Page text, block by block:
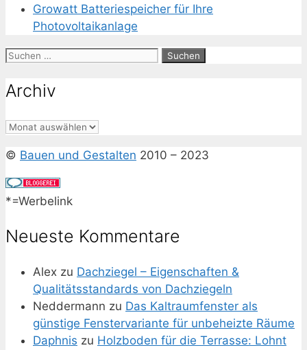
Growatt Batteriespeicher für Ihre
Photovoltaikanlage
Suchen
Archiv
Archiv
© Bauen und Gestalten 2010 – 2023
*=Werbelink
Neueste Kommentare
Alex zu Dachziegel – Eigenschaften &
Qualitätsstandards von Dachziegeln
Neddermann zu Das Kaltraumfenster als
günstige Fenstervariante für unbeheizte Räume
Daphnis zu Holzboden für die Terrasse: Lohnt